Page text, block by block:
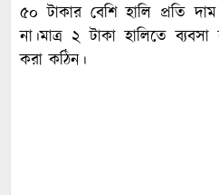
৫০ টাকার বেশি হালি প্রতি
না।মাত্র ২ টাকা হালিতে
করা কঠিন।